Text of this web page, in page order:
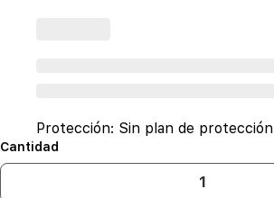
Protección: Sin plan de protección
Cantidad